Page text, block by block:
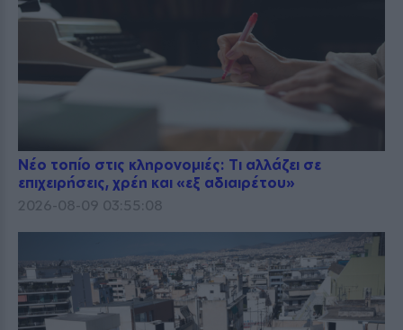
Νέο τοπίο στις κληρονομιές: Τι αλλάζει σε
επιχειρήσεις, χρέη και «εξ αδιαιρέτου»
2026-08-09 03:55:08